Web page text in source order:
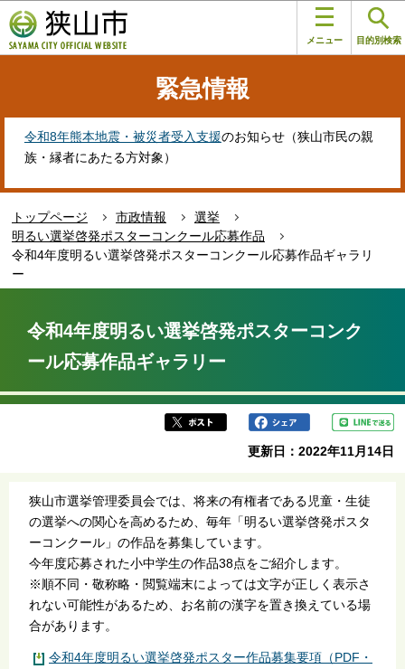
の
ペ
す
メニュー 目的別検索
緊急情報
令和8年熊本地震・被災者受入支援のお知らせ（狭山市民の親
族・縁者にあたる方対象）
トップページ 市政情報
選挙
明るい選挙啓発ポスターコンクール応募作品
令和4年度明るい選挙啓発ポスターコンクール応募作品ギャラリ
ー
ら
令和4年度明るい選挙啓発ポスターコンク
ール応募作品ギャラリー
更新日：2022年11月14日
狭山市選挙管理委員会では、将来の有権者である児童・生徒
の選挙への関心を高めるため、毎年「明るい選挙啓発ポスタ
ーコンクール」の作品を募集しています。
今年度応募された小中学生の作品38点をご紹介します。
※順不同・敬称略・閲覧端末によっては文字が正しく表示さ
れない可能性があるため、お名前の漢字を置き換えている場
合があります。
令和4年度明るい選挙啓発ポスター作品募集要項（PDF・